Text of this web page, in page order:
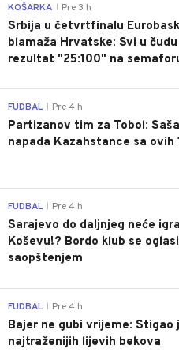
KOŠARKA Pre 3 h
Srbija u četvrtfinalu
blamaža Hrvatske: Svi u
rezultat "25:100" na
FUDBAL Pre 4 h
Partizanov tim za Tobol:
napada Kazahstance sa ovih
FUDBAL Pre 4 h
Sarajevo do daljnjeg neće
Koševu!? Bordo klub se
saopštenjem
FUDBAL Pre 4 h
Bajer ne gubi vrijeme: Stigao
najtraženijih lijevih bekova